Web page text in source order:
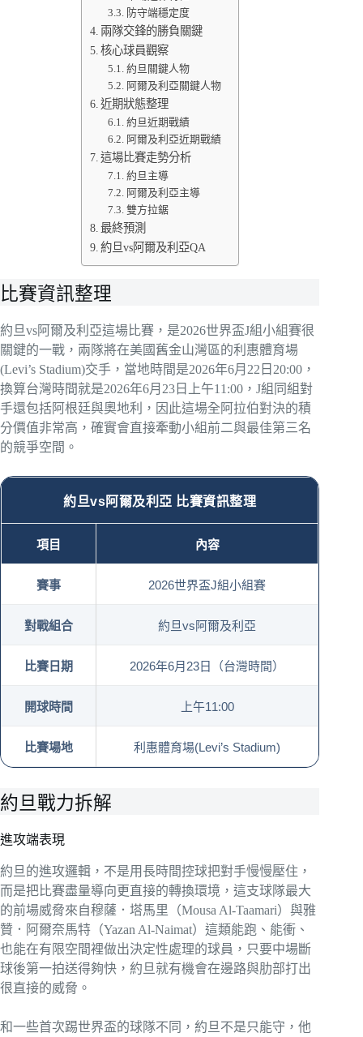
防守端穩定度
兩隊交鋒的勝負關鍵
核心球員觀察
約旦關鍵人物
阿爾及利亞關鍵人物
近期狀態整理
約旦近期戰績
阿爾及利亞近期戰績
這場比賽走勢分析
約旦主導
阿爾及利亞主導
雙方拉鋸
最終預測
約旦vs阿爾及利亞QA
比賽資訊整理
約旦vs阿爾及利亞這場比賽，是2026世界盃J組小組賽很
關鍵的一戰，兩隊將在美國舊金山灣區的利惠體育場
(Levi’s Stadium)交手，當地時間是2026年6月22日20:00，
換算台灣時間就是2026年6月23日上午11:00，J組同組對
手還包括阿根廷與奧地利，因此這場全阿拉伯對決的積
分價值非常高，確實會直接牽動小組前二與最佳第三名
的競爭空間。
約旦vs阿爾及利亞 比賽資訊整理
項目 內容
賽事 2026世界盃J組小組賽
對戰組合 約旦vs阿爾及利亞
比賽日期 2026年6月23日（台灣時間）
開球時間 上午11:00
比賽場地 利惠體育場(Levi’s Stadium)
約旦戰力拆解
進攻端表現
約旦的進攻邏輯，不是用長時間控球把對手慢慢壓住，
而是把比賽盡量導向更直接的轉換環境，這支球隊最大
的前場威脅來自穆薩．塔馬里（Mousa Al-Taamari）與雅
贊．阿爾奈馬特（Yazan Al-Naimat）這類能跑、能衝、
也能在有限空間裡做出決定性處理的球員，只要中場斷
球後第一拍送得夠快，約旦就有機會在邊路與肋部打出
很直接的威脅。
和一些首次踢世界盃的球隊不同，約旦不是只能守，他